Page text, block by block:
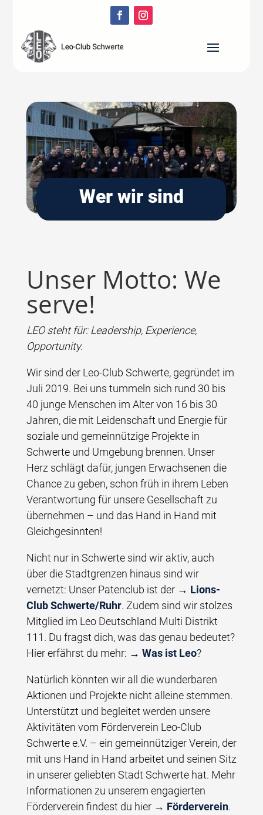
Wer wir sind
Unser Motto: We
serve!
LEO steht für: Leadership, Experience,
Opportunity.
Wir sind der Leo-Club Schwerte, gegründet im
Juli 2019. Bei uns tummeln sich rund 30 bis
40 junge Menschen im Alter von 16 bis 30
Jahren, die mit Leidenschaft und Energie für
soziale und gemeinnützige Projekte in
Schwerte und Umgebung brennen. Unser
Herz schlägt dafür, jungen Erwachsenen die
Chance zu geben, schon früh in ihrem Leben
Verantwortung für unsere Gesellschaft zu
übernehmen – und das Hand in Hand mit
Gleichgesinnten!
Nicht nur in Schwerte sind wir aktiv, auch
über die Stadtgrenzen hinaus sind wir
vernetzt: Unser Patenclub ist der → Lions-
Club Schwerte/Ruhr. Zudem sind wir stolzes
Mitglied im Leo Deutschland Multi Distrikt
111. Du fragst dich, was das genau bedeutet?
Hier erfährst du mehr: → Was ist Leo?
Natürlich könnten wir all die wunderbaren
Aktionen und Projekte nicht alleine stemmen.
Unterstützt und begleitet werden unsere
Aktivitäten vom Förderverein Leo-Club
Schwerte e.V. – ein gemeinnütziger Verein, der
mit uns Hand in Hand arbeitet und seinen Sitz
in unserer geliebten Stadt Schwerte hat. Mehr
Informationen zu unserem engagierten
Förderverein findest du hier → Förderverein.